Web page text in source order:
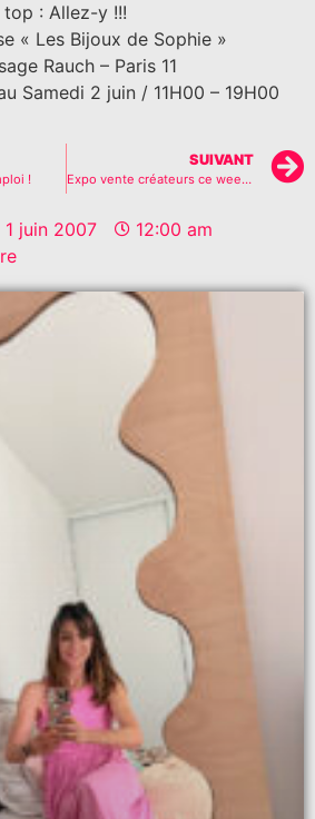
top : Allez-y !!!
« Les Bijoux de Sophie »
Rauch – Paris 11
Samedi 2 juin / 11H00 – 19H00
!
SUIVANT
Expo vente créateurs ce week-end
1 juin 2007
12:00 am